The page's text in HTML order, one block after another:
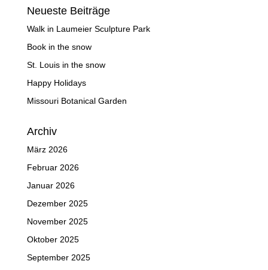
Neueste Beiträge
Walk in Laumeier Sculpture Park
Book in the snow
St. Louis in the snow
Happy Holidays
Missouri Botanical Garden
Archiv
März 2026
Februar 2026
Januar 2026
Dezember 2025
November 2025
Oktober 2025
September 2025